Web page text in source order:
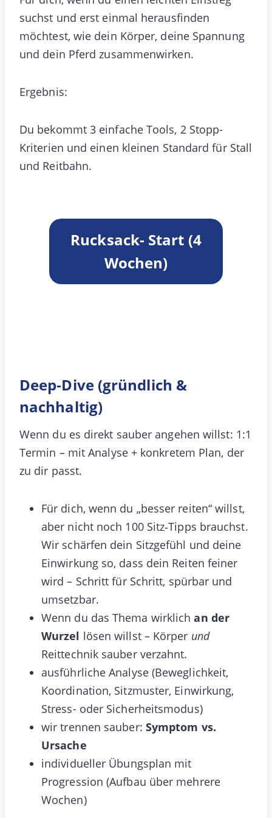
suchst und erst einmal herausfinden
möchtest, wie dein Körper, deine Spannung
und dein Pferd zusammenwirken.
Ergebnis:
Du bekommt 3 einfache Tools, 2 Stopp-
Kriterien und einen kleinen Standard für Stall
und Reitbahn.
Rucksack- Start (4
Wochen)
Deep‑Dive (gründlich &
nachhaltig)
Wenn du es direkt sauber angehen willst: 1:1
Termin – mit Analyse + konkretem Plan, der
zu dir passt.
Für dich, wenn du „besser reiten“ willst,
aber nicht noch 100 Sitz‑Tipps brauchst.
Wir schärfen dein Sitzgefühl und deine
Einwirkung so, dass dein Reiten feiner
wird – Schritt für Schritt, spürbar und
umsetzbar.
Wenn du das Thema wirklichan der
Wurzel lösen willst – Körper und
Reittechnik sauber verzahnt.
ausführliche Analyse (Beweglichkeit,
Koordination, Sitzmuster, Einwirkung,
Stress- oder Sicherheitsmodus)
wir trennen sauber: Symptom vs.
Ursache
individueller Übungsplan mit
Progression (Aufbau über mehrere
Wochen)